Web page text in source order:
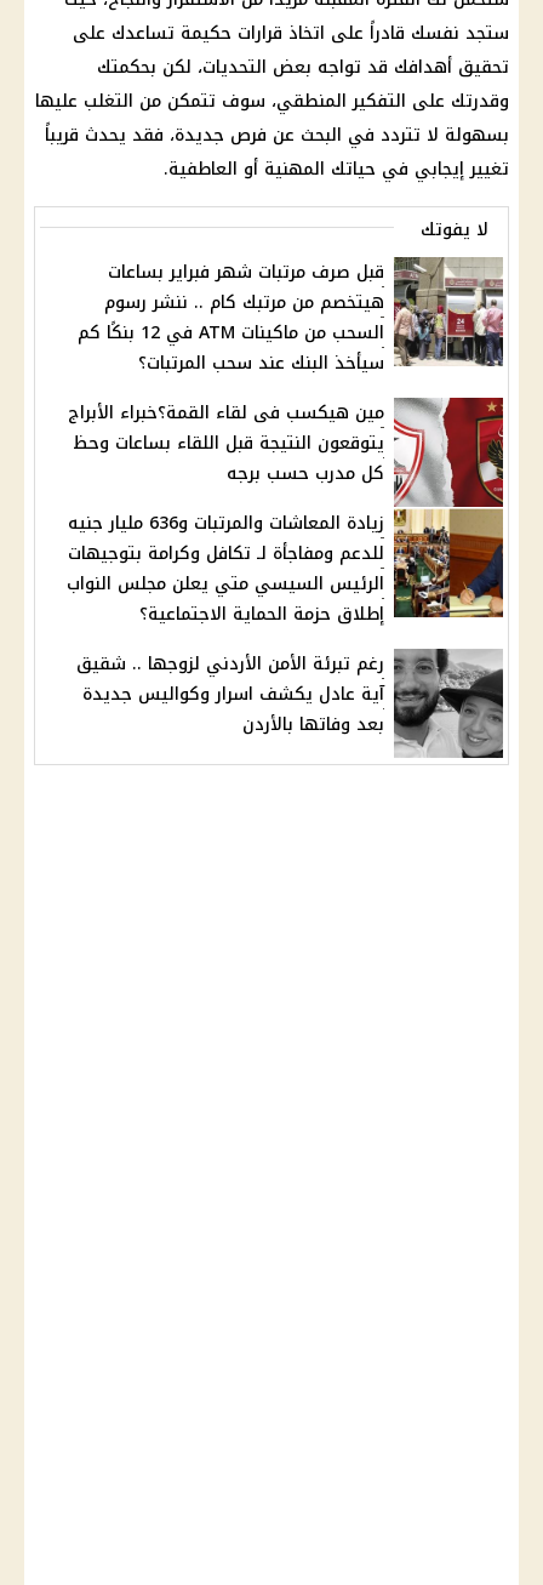
ستجد نفسك قادراً على اتخاذ قرارات حكيمة تساعدك على
تحقيق أهدافك قد تواجه بعض التحديات، لكن بحكمتك
وقدرتك على التفكير المنطقي، سوف تتمكن من التغلب عليها
بسهولة لا تتردد في البحث عن فرص جديدة، فقد يحدث قريباً
تغيير إيجابي في حياتك المهنية أو العاطفية.
لا يفوتك
قبل صرف مرتبات شهر فبراير بساعات
هيتخصم من مرتبك كام .. ننشر رسوم
السحب من ماكينات ATM في 12 بنكًا كم
سيأخذ البنك عند سحب المرتبات؟
مين هيكسب فى لقاء القمة؟خبراء الأبراج
يتوقعون النتيجة قبل اللقاء بساعات وحظ
كل مدرب حسب برجه
زيادة المعاشات والمرتبات و636 مليار جنيه
للدعم ومفاجأة لـ تكافل وكرامة بتوجيهات
الرئيس السيسي متي يعلن مجلس النواب
إطلاق حزمة الحماية الاجتماعية؟
رغم تبرئة الأمن الأردني لزوجها .. شقيق
آية عادل يكشف اسرار وكواليس جديدة
بعد وفاتها بالأردن